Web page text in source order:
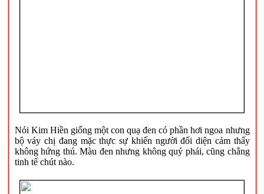
Nói Kim Hiền giống một con quạ đen có phần hơi ngoa nhưng
bộ váy chị đang mặc thực sự khiến người đối diện cảm thấy
không hứng thú. Màu đen nhưng không quý phái, cũng chẳng
tinh tế chút nào.